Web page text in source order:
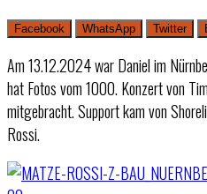
Facebook WhatsApp Twitter
Am 13.12.2024 war Daniel im
hat Fotos vom 1000. Konzert von
mitgebracht. Support kam von
Rossi.